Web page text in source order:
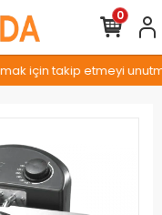
için takip etmeyi
0